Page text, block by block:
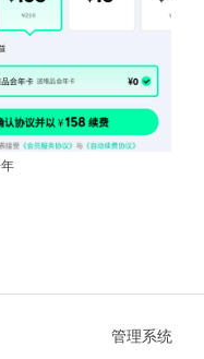
管理系统